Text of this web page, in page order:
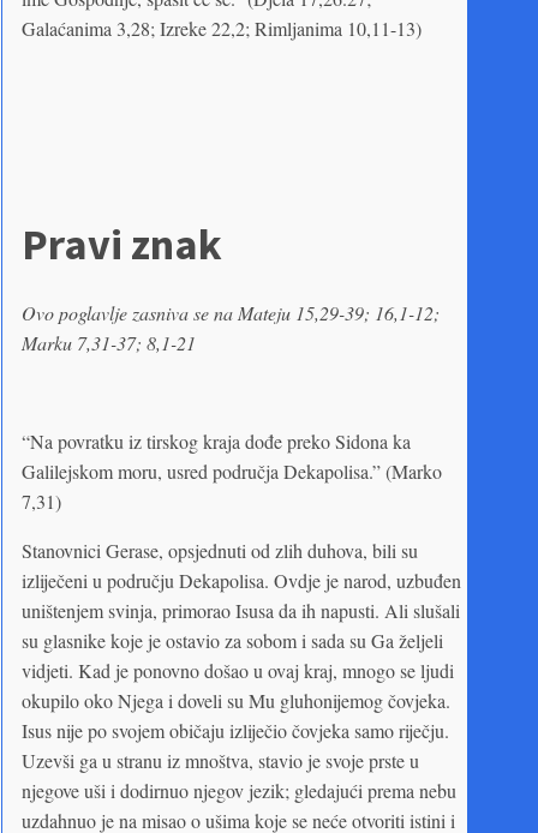
Galaćanima 3,28; Izreke 22,2; Rimljanima 10,11-13)
Pravi znak
Ovo poglavlje zasniva se na Mateju 15,29-39; 16,1-12;
Marku 7,31-37; 8,1-21
“Na povratku iz tirskog kraja dođe preko Sidona ka
Galilejskom moru, usred područja Dekapolisa.” (Marko
7,31)
Stanovnici Gerase, opsjednuti od zlih duhova, bili su
izliječeni u području Dekapolisa. Ovdje je narod, uzbuđen
uništenjem svinja, primorao Isusa da ih napusti. Ali slušali
su glasnike koje je ostavio za sobom i sada su Ga željeli
vidjeti. Kad je ponovno došao u ovaj kraj, mnogo se ljudi
okupilo oko Njega i doveli su Mu gluhonijemog čovjeka.
Isus nije po svojem običaju izliječio čovjeka samo riječju.
Uzevši ga u stranu iz mnoštva, stavio je svoje prste u
njegove uši i dodirnuo njegov jezik; gledajući prema nebu
uzdahnuo je na misao o ušima koje se neće otvoriti istini i